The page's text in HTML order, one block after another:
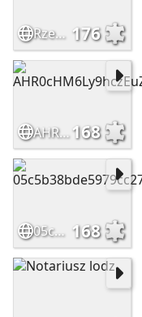
Rzeka Nil 2 176
AHR0cHM6Ly9hczEuZnRjZG4ubmV0L3YyL2pwZy8wMS8yMi8wMi8wOC8xMDAwX0Zf168
05c5b38bde5979cc2726fc9a63214510 168